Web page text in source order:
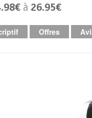
Carte
à 26.95€
Offres